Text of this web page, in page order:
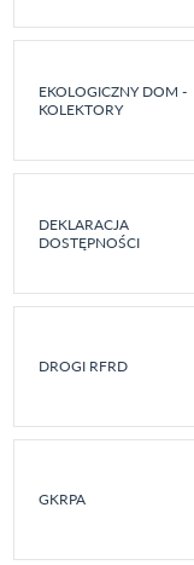
EKOLOGICZNY DOM -
KOLEKTORY
DEKLARACJA
DOSTĘPNOŚCI
DROGI RFRD
GKRPA